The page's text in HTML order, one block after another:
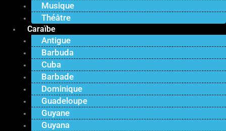
Musique
Théâtre
Caraïbe
Antigue
Barbuda
Cuba
Barbade
Dominique
Guadeloupe
Guyane
Guyana